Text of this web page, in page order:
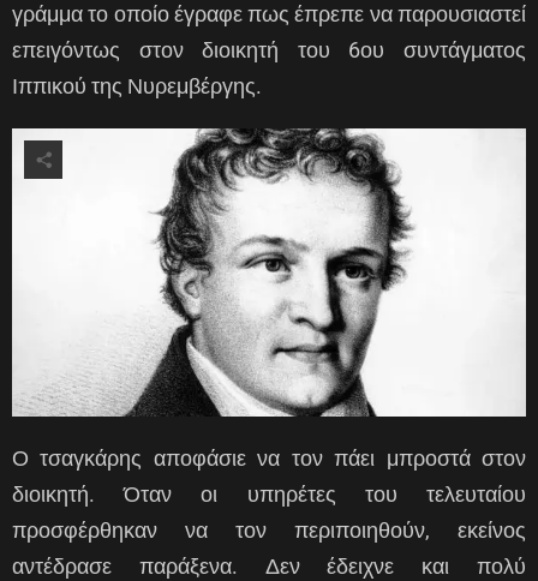
γράμμα το οποίο έγραφε πως έπρεπε να παρουσιαστεί
επειγόντως στον διοικητή του 6ου συντάγματος
Ιππικού της Νυρεμβέργης.
Ο τσαγκάρης αποφάσιε να τον πάει μπροστά στον
διοικητή. Όταν οι υπηρέτες του τελευταίου
προσφέρθηκαν να τον περιποιηθούν, εκείνος
αντέδρασε παράξενα. Δεν έδειχνε και πολύ